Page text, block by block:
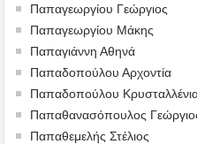
Παπαγεωργίου Γεώργιος
Παπαγεωργίου Μάκης
Παπαγιάννη Αθηνά
Παπαδοπούλου Αρχοντία
Παπαδοπούλου
Παπαθανασόπουλος
Παπαθεμελής Στέλιος